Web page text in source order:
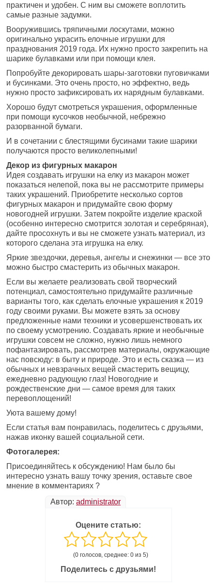
практичен и удобен. С ним вы сможете воплотить
самые разные задумки.
Вооружившись тряпичными лоскутами, можно
оригинально украсить елочные игрушки для
празднования 2019 года. Их нужно просто закрепить на
шарике булавками или при помощи клея.
Попробуйте декорировать шары-заготовки пуговичками
и бусинками. Это очень просто, но эффектно, ведь
нужно просто зафиксировать их нарядным булавками.
Хорошо будут смотреться украшения, оформленные
при помощи кусочков необычной, небрежно
разорванной бумаги.
И в сочетании с блестящими бусинами такие шарики
получаются просто великолепными!
Декор из фигурных макарон
Идея создавать игрушки на елку из макарон может
показаться нелепой, пока вы не рассмотрите примеры
таких украшений. Приобретите несколько сортов
фигурных макарон и придумайте свою форму
новогодней игрушки. Затем покройте изделие краской
(особенно интересно смотрится золотая и серебряная),
дайте просохнуть и вы не сможете узнать материал, из
которого сделана эта игрушка на елку.
Яркие звездочки, деревья, ангелы и снежинки — все это
можно быстро смастерить из обычных макарон.
Если вы желаете реализовать свой творческий
потенциал, самостоятельно придумайте различные
варианты того, как сделать елочные украшения к 2019
году своими руками. Вы можете взять за основу
предложенные нами техники и усовершенствовать их
по своему усмотрению. Создавать яркие и необычные
игрушки совсем не сложно, нужно лишь немного
пофантазировать, рассмотрев материалы, окружающие
нас повсюду: в быту и природе. Это и есть сказка — из
обычных и невзрачных вещей смастерить вещицу,
ежедневно радующую глаз! Новогодние и
рождественские дни — самое время для таких
перевоплощений!
Уюта вашему дому!
Если статья вам понравилась, поделитесь с друзьями,
нажав иконку вашей социальной сети.
Фотогалерея:
Присоединяйтесь к обсуждению! Нам было бы
интересно узнать вашу точку зрения, оставьте свое
мнение в комментариях ?
Автор: administrator
Оцените статью:
(0 голосов, среднее: 0 из 5)
Поделитесь с друзьями!